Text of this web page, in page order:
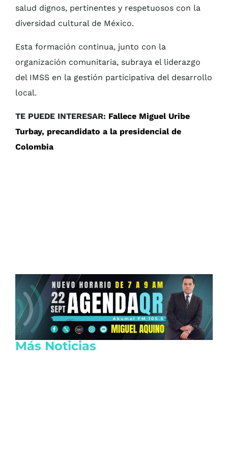
salud dignos, pertinentes y respetuosos con la
diversidad cultural de México.
Esta formación continua, junto con la
organización comunitaria, subraya el liderazgo
del IMSS en la gestión participativa del desarrollo
local.
TE PUEDE INTERESAR: Fallece Miguel Uribe
Turbay, precandidato a la presidencial de
Colombia
Más Noticias